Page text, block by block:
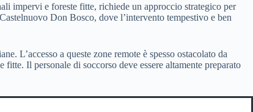
impervi e foreste fitte, richiede un approccio strategico per
Don Bosco, dove l’intervento tempestivo e ben
L’accesso a queste zone remote è spesso ostacolato da
Il personale di soccorso deve essere altamente preparato